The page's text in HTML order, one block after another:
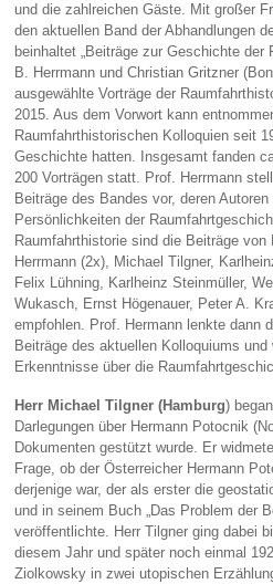
und die zahlreichen Gäste. Mit großer
den aktuellen Band der Abhandlungen
beinhaltet „Beiträge zur Geschichte der
B. Herrmann und Christian Gritzner
ausgewählte Vorträge der
2015. Aus dem Vorwort kann
Raumfahrthistorischen Kolloquien seit
Geschichte hatten. Insgesamt fanden
200 Vorträgen statt. Prof. Herrmann
Beiträge des Bandes vor, deren
Persönlichkeiten der
Raumfahrthistorie sind die Beiträge von
Herrmann (2x), Michael Tilgner,
Felix Lühning, Karlheinz Steinmüller,
Wukasch, Ernst Högenauer, Peter A.
empfohlen. Prof. Hermann lenkte dann
Beiträge des aktuellen Kolloquiums
Erkenntnisse über die
Herr Michael Tilgner (Hamburg)
Darlegungen über Hermann Potocnik
Dokumenten gestützt wurde. Er
Frage, ob der Österreicher Hermann
derjenige war, der als erster die
und in seinem Buch „Das Problem der
veröffentlichte. Herr Tilgner ging dabei
diesem Jahr und später noch einmal
Ziolkowsky in zwei utopischen